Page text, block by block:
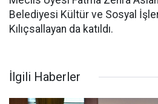
Belediyesi Kültür ve Sosyal
Kılıçsallayan da katıldı.
İlgili Haberler